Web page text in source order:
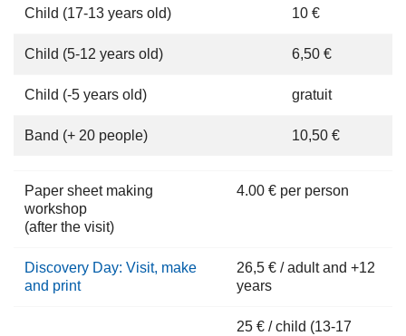
Child (17-13 years old) 10 €
Child (5-12 years old) 6,50 €
Child (-5 years old) gratuit
Band (+ 20 people) 10,50 €
Paper sheet making
workshop
(after the visit)
4.00 € per person
Discovery Day: Visit, make
and print
26,5 € / adult and +12
years
25 € / child (13-17